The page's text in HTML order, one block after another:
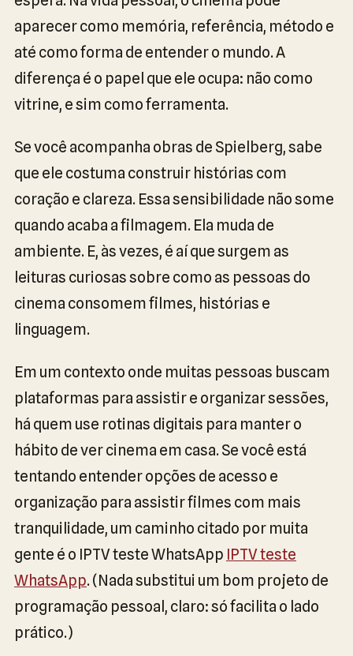
aparecer como memória, referência, método e
até como forma de entender o mundo. A
diferença é o papel que ele ocupa: não como
vitrine, e sim como ferramenta.
Se você acompanha obras de Spielberg, sabe
que ele costuma construir histórias com
coração e clareza. Essa sensibilidade não some
quando acaba a filmagem. Ela muda de
ambiente. E, às vezes, é aí que surgem as
leituras curiosas sobre como as pessoas do
cinema consomem filmes, histórias e
linguagem.
Em um contexto onde muitas pessoas buscam
plataformas para assistir e organizar sessões,
há quem use rotinas digitais para manter o
hábito de ver cinema em casa. Se você está
tentando entender opções de acesso e
organização para assistir filmes com mais
tranquilidade, um caminho citado por muita
gente é o IPTV teste WhatsApp IPTV teste
WhatsApp. (Nada substitui um bom projeto de
programação pessoal, claro: só facilita o lado
prático.)